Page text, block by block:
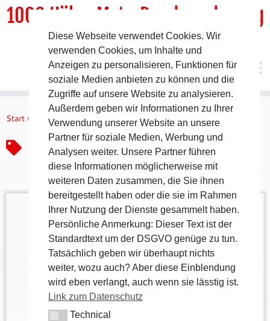
Inhalt
1000 HöhenMeterRundwanderweg
DER Rundwanderweg um Pommelsbrunn
Start » Altsteinzeit Funde
Altsteinzeit Funde
Urzeit zum Anfassen – Das Vorgeschichtsmuseum
im Bahnhof Hartmannshof Wenige Schritte vom
Wanderweg entfernt und trotzdem eine Reise durch
Jahrtausende: Das Vorgeschichtsmuseum im
Urzeitbahnhof Hartmannshof ist ein echtes Juwel
für alle, die beim Wandern auch gern in die Tiefe
der Geschichte blicken. Hier begegnet man nicht nur
Diese Webseite verwendet Cookies. Wir
verwenden Cookies, um Inhalte und
Anzeigen zu personalisieren, Funktionen für
soziale Medien anbieten zu können und die
Zugriffe auf unsere Website zu analysieren.
Außerdem geben wir Informationen zu Ihrer
Verwendung unserer Website an unsere
Partner für soziale Medien, Werbung und
Analysen weiter. Unsere Partner führen
diese Informationen möglicherweise mit
weiteren Daten zusammen, die Sie ihnen
bereitgestellt haben oder die sie im Rahmen
Ihrer Nutzung der Dienste gesammelt haben.
Persönliche Anmerkung: Dieser Text ist der
Standardtext um der DSGVO genüge zu tun.
Tatsächlich geben wir überhaupt nichts
weiter, wozu auch? Aber diese Einblendung
wird eben verlangt, auch wenn sie lässtig ist.
Link zum Datenschutz
TechnicalTechnical